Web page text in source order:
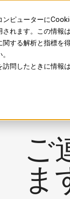
ンピューターに
れます。この情報
する解析と指標
問したときに情報
🇯🇵 Language
ご
ま